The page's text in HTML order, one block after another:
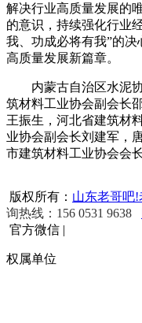
解决行业高质量发展的
的意识，持续强化行业
我、功成必将有我”的
高质量发展新篇章。
内蒙古自治区水泥协
筑材料工业协会副会长
王振生，河北省建筑材
业协会副会长刘建军，
市建筑材料工业协会会
版权所有： 山东老哥吧!
询热线：156 0531 9638
官方微信 |
权属单位